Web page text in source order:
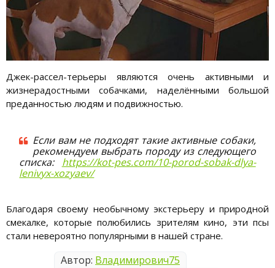
Джек-рассел-терьеры являются очень активными и
жизнерадостными собачками, наделёнными большой
преданностью людям и подвижностью.
Если вам не подходят такие активные собаки,
рекомендуем выбрать породу из следующего
списка: https://kot-pes.com/10-porod-sobak-dlya-
lenivyx-xozyaev/
Благодаря своему необычному экстерьеру и природной
смекалке, которые полюбились зрителям кино, эти псы
стали невероятно популярными в нашей стране.
Автор: Владимирович75